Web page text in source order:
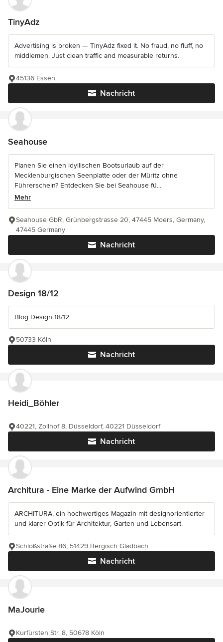
TinyAdz
Advertising is broken — TinyAdz fixed it. No fraud, no fluff, no
middlemen. Just clean traffic and measurable returns.
Nachricht
45136 Essen
Seahouse
Planen Sie einen idyllischen Bootsurlaub auf der
Mecklenburgischen Seenplatte oder der Müritz ohne
Führerschein? Entdecken Sie bei Seahouse fü...
Mehr
Nachricht
Seahouse GbR, Grünbergstrasse 20, 47445 Moers, Germany,
47445 Germany
Design 18/12
Blog Design 18/12
Nachricht
50733 Köln
Heidi_Böhler
Nachricht
40221, Zollhof 8, Düsseldorf, 40221 Düsseldorf
Architura - Eine Marke der Aufwind GmbH
ARCHITURA, ein hochwertiges Magazin mit designorientierter
und klarer Optik für Architektur, Garten und Lebensart.
Nachricht
Schloßstraße 86, 51429 Bergisch Gladbach
MaJourie
Kurfürsten Str. 8, 50678 Köln